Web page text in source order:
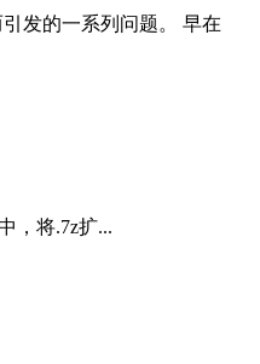
发的一系列问题。 早在
，将.7z扩...